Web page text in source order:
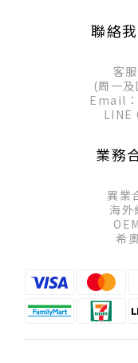
聯絡
客
(周一
Email
LINE
業務
異
海
希